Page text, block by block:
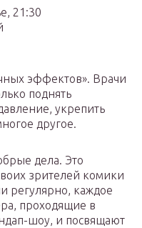
21:30
эффектов». Врачи
поднять
укрепить
другое.
дела. Это
зрителей комики
регулярно, каждое
проходящие в
шоу, и посвящают